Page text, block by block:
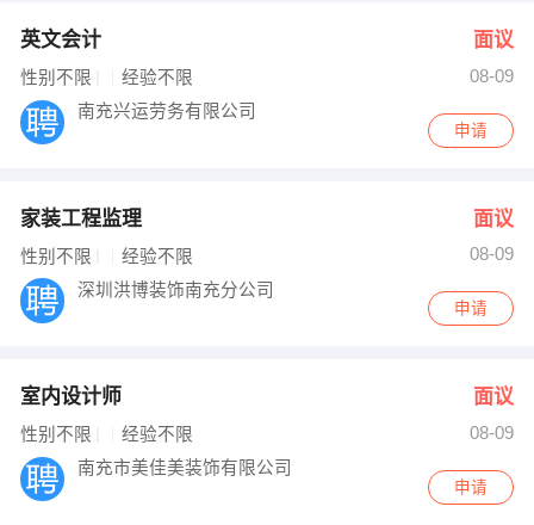
出纳
编辑
跟单
其他职位
英文会计 面议
性别不限 经验不限
08-09
南充兴运劳务有限公司
申请
家装工程监理 面议
性别不限 经验不限
08-09
深圳洪博装饰南充分公司
申请
室内设计师 面议
性别不限 经验不限
08-09
南充市美佳美装饰有限公司
申请